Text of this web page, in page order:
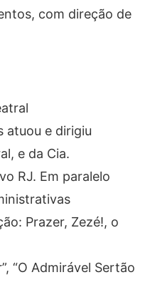
com direção de
atuou e dirigiu
e da Cia.
RJ. Em paralelo
Prazer, Zezé!, o
“O Admirável Sertão